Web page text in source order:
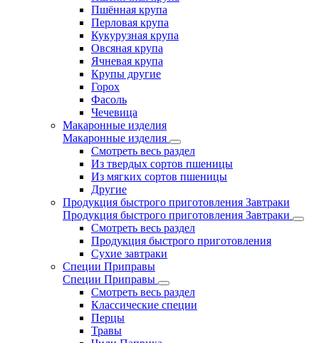
Пшённая крупа
Перловая крупа
Кукурузная крупа
Овсяная крупа
Ячневая крупа
Крупы другие
Горох
Фасоль
Чечевица
Макаронные изделия
Макаронные изделия
Смотреть весь раздел
Из твердых сортов пшеницы
Из мягких сортов пшеницы
Другие
Продукция быстрого приготовления Завтраки
Продукция быстрого приготовления Завтраки
Смотреть весь раздел
Продукция быстрого приготовления
Сухие завтраки
Специи Приправы
Специи Приправы
Смотреть весь раздел
Классические специи
Перцы
Травы